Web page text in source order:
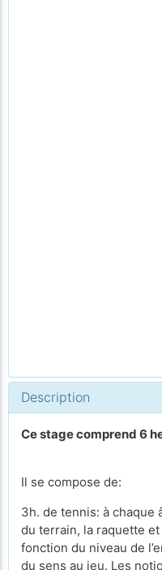
Description
Ce stage comprend 6
Il se compose de:
3h. de tennis: à chaque
du terrain, la raquette
fonction du niveau de
du sens au jeu. Les